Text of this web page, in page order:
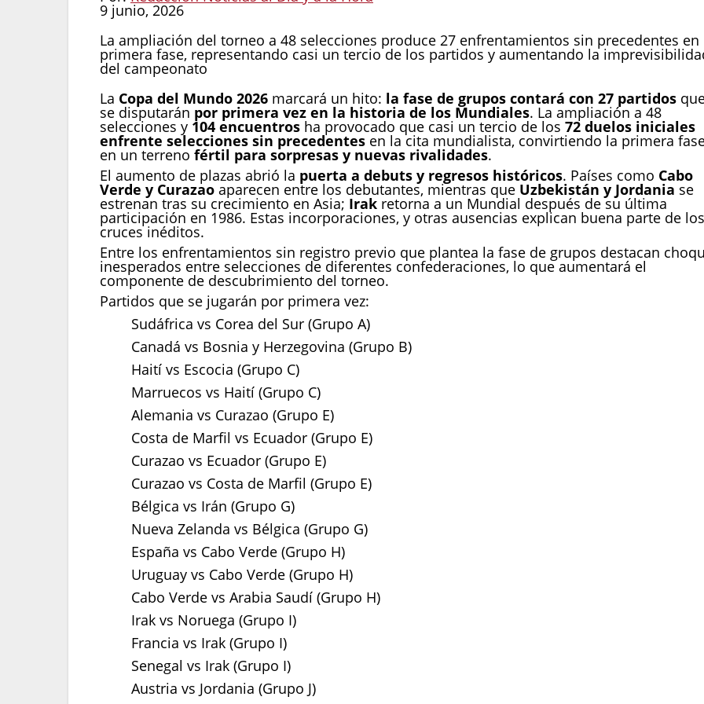
9 junio, 2026
La ampliación del torneo a 48 selecciones produce 27 enfrentamientos sin precedentes en
primera fase, representando casi un tercio de los partidos y aumentando la
del campeonato
La Copa del Mundo 2026 marcará un hito: la fase de grupos contará con 27 partidos
se disputarán por primera vez en la historia de los Mundiales. La ampliación a 48
selecciones y 104 encuentros ha provocado que casi un tercio de los 72 duelos iniciales
enfrente selecciones sin precedentes en la cita mundialista, convirtiendo la primera
en un terreno fértil para sorpresas y nuevas rivalidades.
El aumento de plazas abrió la puerta a debuts y regresos históricos. Países como Cabo
Verde y Curazao aparecen entre los debutantes, mientras que Uzbekistán y Jordania se
estrenan tras su crecimiento en Asia; Irak retorna a un Mundial después de su última
participación en 1986. Estas incorporaciones, y otras ausencias explican buena parte de los
cruces inéditos.
Entre los enfrentamientos sin registro previo que plantea la fase de grupos destacan
inesperados entre selecciones de diferentes confederaciones, lo que aumentará el
componente de descubrimiento del torneo.
Partidos que se jugarán por primera vez:
Sudáfrica vs Corea del Sur (Grupo A)
Canadá vs Bosnia y Herzegovina (Grupo B)
Haití vs Escocia (Grupo C)
Marruecos vs Haití (Grupo C)
Alemania vs Curazao (Grupo E)
Costa de Marfil vs Ecuador (Grupo E)
Curazao vs Ecuador (Grupo E)
Curazao vs Costa de Marfil (Grupo E)
Bélgica vs Irán (Grupo G)
Nueva Zelanda vs Bélgica (Grupo G)
España vs Cabo Verde (Grupo H)
Uruguay vs Cabo Verde (Grupo H)
Cabo Verde vs Arabia Saudí (Grupo H)
Irak vs Noruega (Grupo I)
Francia vs Irak (Grupo I)
Senegal vs Irak (Grupo I)
Austria vs Jordania (Grupo J)